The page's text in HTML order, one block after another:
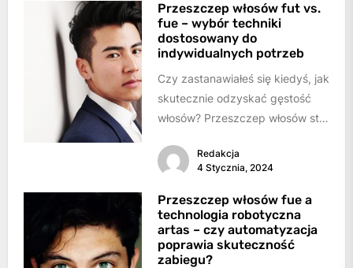
Przeszczep włosów fut vs.
fue – wybór techniki
dostosowany do
indywidualnych potrzeb
Czy zastanawiałeś się kiedyś, jak
skutecznie odzyskać gęstość
włosów? Przeszczep włosów stał
rozwiązaniem dla tych, którzy...
Redakcja
4 Stycznia, 2024
Przeszczep włosów fue a
technologia robotyczna
artas – czy automatyzacja
poprawia skuteczność
zabiegu?